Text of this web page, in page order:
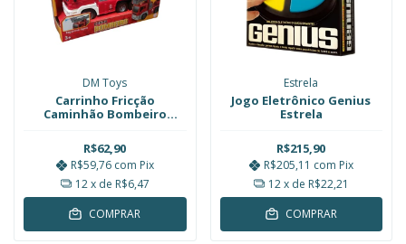
DM Toys
Carrinho Fricção
Caminhão Bombeiro
DM Toys
R$62,90
R$59,76 com Pix
12x de R$6,47
COMPRAR
Estrela
Jogo Eletrônico Genius
Estrela
R$215,90
R$205,11 com Pix
12x de R$22,21
COMPRAR